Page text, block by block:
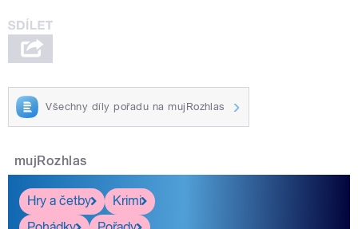
Všechny díly pořadu na mujRozhlas
mujRozhlas
Hry a četby
Krimi